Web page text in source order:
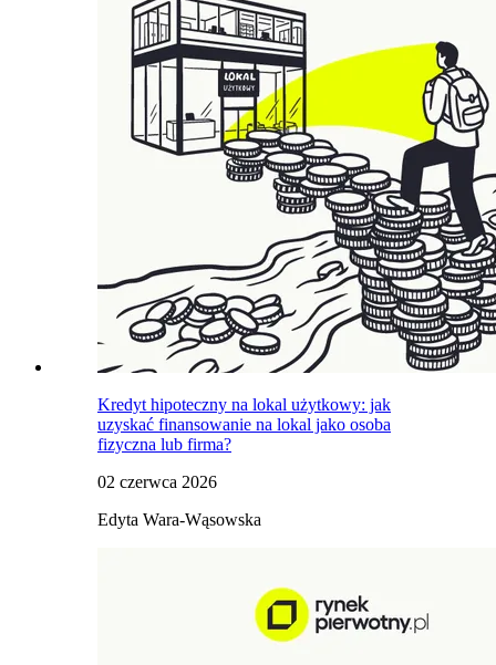
Kredyt hipoteczny na lokal użytkowy: jak
uzyskać finansowanie na lokal jako osoba
fizyczna lub firma?
02 czerwca 2026
Edyta Wara-Wąsowska